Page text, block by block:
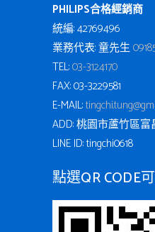
PHILIPS合格經銷商
統編: 42769496
業務代表: 童先生
TEL:03-3124170
FAX: 03-3229581
E-MAIL:
ADD: 桃園市蘆竹區富
LINE ID: tingchi0618
點選QR CODE